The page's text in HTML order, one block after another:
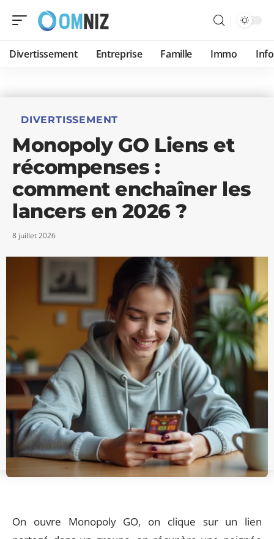
Divertissement Entreprise Famille Immo
DIVERTISSEMENT
Monopoly GO Liens et
récompenses :
comment enchaîner les
lancers en 2026 ?
8 juillet 2026
On ouvre Monopoly GO, on clique sur un lien